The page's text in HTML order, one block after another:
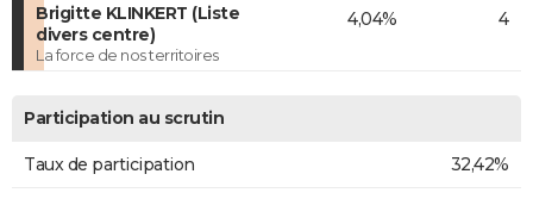
Brigitte KLINKERT (Liste
divers centre)
La force de nos territoires
4,04% 4
Participation au scrutin
Taux de participation 32,42%